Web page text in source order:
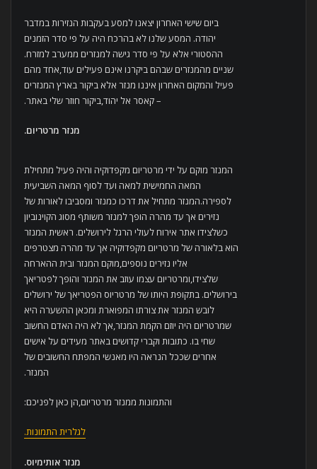
ביום שישי האחרון יצאנו למסע בעקבות הנזירות במדבר
יהודה. המסע שלנו לא בהרכח היה על פי סדר הזמנים
ההסטורי אלא על פי סדר גישה למנזרים ממערב למזרח.
שניים מהמנזרים שבהם ביקרנו אינם פעילים עוד,אחד מהם
פעיל והמקום האחרון איננו מנזר אלא ביקור בארץ המנזרים
– קאסר אל יהוד,ביקור חוזר שלי באתר.
מנזר מרטריום.
המנזר מוקם על ידי מרטריום מקפדוקיה והיה פעיל מתחילת
המאה החמישית למאה ועד לסוף המאה השביעית
לספירה.המנזר מתחיל את דרכו כמנזר ומסביבו לאורות של
נזירים אך עד מהרה הופך למנזר משותף מסוג הקוינוביון
כשלצידו אתר אירוח לעולי הרגל לירושלים. ראשית המנזר
הוא בלאורה של מרטריום מקפדוקיה אך עד מהרה מצטרפים
אליו נזירים נוספים,מוקם המנזר ובית ההארחה
שלצידו,ומרטריום עצמו עוזב את המנזר והופך לפטריאך
בירושלים. בתקופת היותו של מרטריוס הפטריאך של ירושלים
לובש המנזר את צורתו המפוארת ומכאן ההשערה היא
שמרטריום היה יוזם הקמת המנזר,אך לא היה האדם החשוב
שחי בו. כתובות וקברי קדושים באתר מעידים על אישים
אחרים שככל הנראה היו מאנשי המפתח החשובים של
המנזר.
והתמונות ממנזר מרטריום,הן כאן לפניכם:
לגלרית התמונות.
מנזר אותימיוס.